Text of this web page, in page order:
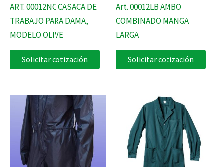
ART. 00012NC CASACA DE
TRABAJO PARA DAMA,
MODELO OLIVE
Solicitar cotización
Art. 00012LB AMBO
COMBINADO MANGA
LARGA
Solicitar cotización